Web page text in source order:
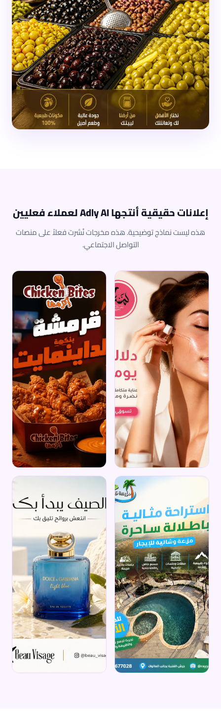
إعلانات حقيقية أنتجها Adly AI لعملاء فعليين
هذه ليست نماذج توضيحية. هذه مخرجات نُشرت فعلاً على منصات
التواصل الاجتماعي.